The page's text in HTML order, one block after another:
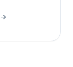
arrow_forward